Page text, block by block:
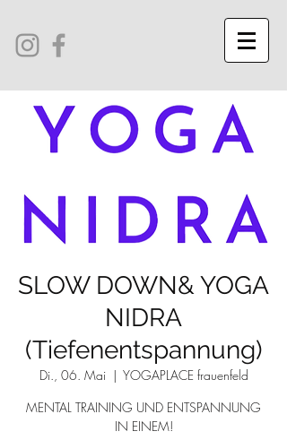
SLOW DOWN& YOGA
NIDRA
(Tiefenentspannung)
Di., 06. Mai
  |
YOGAPLACE frauenfeld
MENTAL TRAINING UND ENTSPANNUNG
IN EINEM!